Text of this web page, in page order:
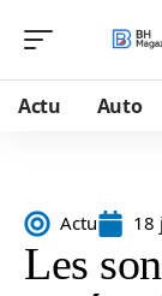
Actu Auto
Actu 18
Les